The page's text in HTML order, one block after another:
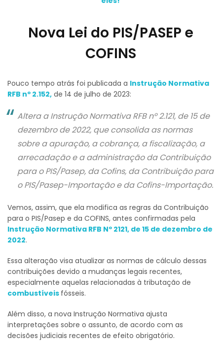
Nova Lei do PIS/PASEP e
COFINS
Pouco tempo atrás foi publicada a Instrução Normativa
RFB nº 2.152, de 14 de julho de 2023:
Altera a Instrução Normativa RFB nº 2.121, de 15 de
dezembro de 2022, que consolida as normas
sobre a apuração, a cobrança, a fiscalização, a
arrecadação e a administração da Contribuição
para o PIS/Pasep, da Cofins, da Contribuição para
o PIS/Pasep-Importação e da Cofins-Importação.
Vemos, assim, que ela modifica as regras da Contribuição
para o PIS/Pasep e da COFINS, antes confirmadas pela
Instrução Normativa RFB Nº 2121, de 15 de dezembro de
2022.
Essa alteração visa atualizar as normas de cálculo dessas
contribuições devido a mudanças legais recentes,
especialmente aquelas relacionadas à tributação de
combustíveis fósseis.
Além disso, a nova Instrução Normativa ajusta
interpretações sobre o assunto, de acordo com as
decisões judiciais recentes de efeito obrigatório.